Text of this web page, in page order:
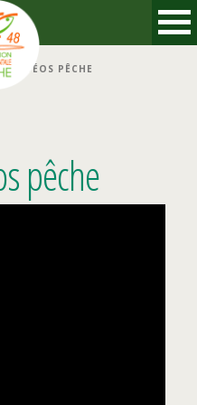
VIDÉOS PÊCHE
pêche